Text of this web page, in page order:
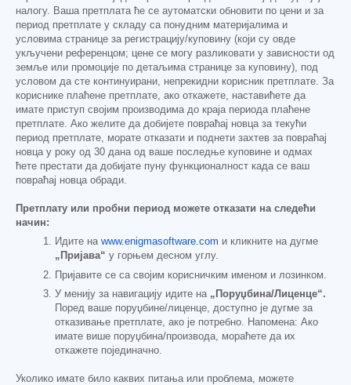
налогу. Ваша претплата ће се аутоматски обновити по цени и за
период претплате у складу са понудним материјалима и
условима странице за регистрацију/куповину (који су овде
укључени референцом; цене се могу разликовати у зависности од
земље или промоције по детаљима странице за куповину), под
условом да сте континуирани, непрекидни корисник претплате. За
кориснике плаћене претплате, ако откажете, наставићете да
имате приступ својим производима до краја периода плаћене
претплате. Ако желите да добијете повраћај новца за текући
период претплате, морате отказати и поднети захтев за повраћај
новца у року од 30 дана од ваше последње куповине и одмах
ћете престати да добијате пуну функционалност када се ваш
повраћај новца обради.
Претплату или пробни период можете отказати на следећи
начин:
Идите на www.enigmasoftware.com и кликните на дугме
„Пријава“ у горњем десном углу.
Пријавите се са својим корисничким именом и лозинком.
У менију за навигацију идите на „Поруџбина/Лиценце“.
Поред ваше поруџбине/лиценце, доступно је дугме за
отказивање претплате, ако је потребно. Напомена: Ако
имате више поруџбина/производа, мораћете да их
откажете појединачно.
Уколико имате било каквих питања или проблема, можете